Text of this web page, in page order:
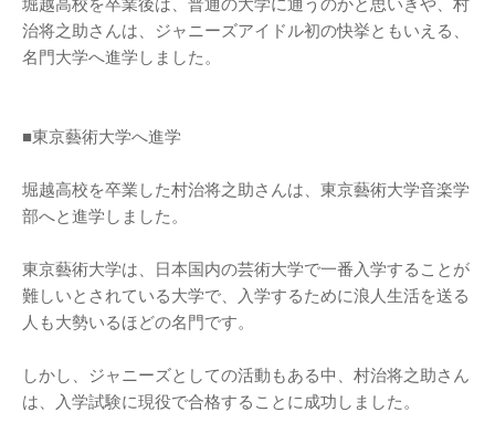
堀越高校を卒業後は、普通の大学に通うのかと思いきや、村
治将之助さんは、ジャニーズアイドル初の快挙ともいえる、
名門大学へ進学しました。
■東京藝術大学へ進学
堀越高校を卒業した村治将之助さんは、東京藝術大学音楽学
部へと進学しました。
東京藝術大学は、日本国内の芸術大学で一番入学することが
難しいとされている大学で、入学するために浪人生活を送る
人も大勢いるほどの名門です。
しかし、ジャニーズとしての活動もある中、村治将之助さん
は、入学試験に現役で合格することに成功しました。